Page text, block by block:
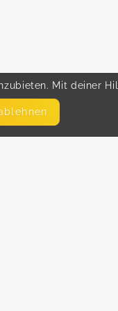
Mit deiner